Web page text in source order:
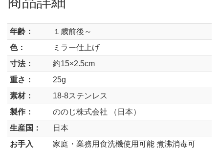
年齢：
１歳前後～
色：
ミラー仕上げ
寸法：
約15×2.5cm
重さ：
25g
素材：
18-8ステンレス
製作：
ののじ株式会社 （日本）
生産国：
日本
お手入
家庭・業務用食洗機使用可能 煮沸消毒可